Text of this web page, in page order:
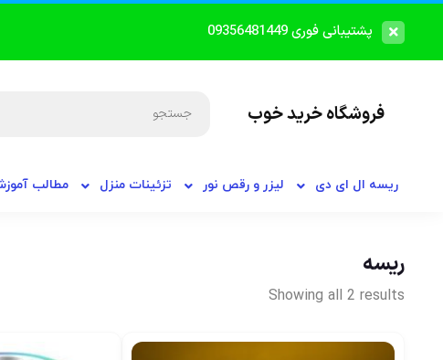
پشتیبانی فوری 09356481449
فروشگاه خرید خوب
ریسه ال ای دی لیزر و رقص نور تزئینات منزل مطالب
ریسه
Showing all 2 results